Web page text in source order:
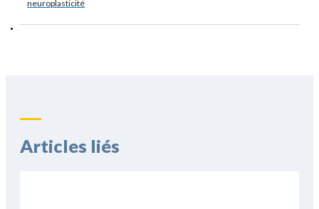
neuroplasticité
Articles liés